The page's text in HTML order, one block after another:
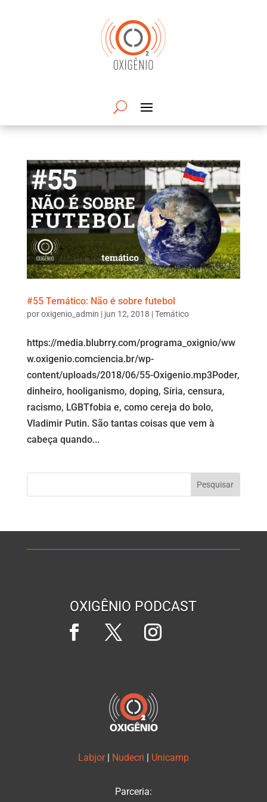
#55 Temático: Não é sobre futebol
poroxigenio_admin | jun 12, 2018 |Temático
https://media.blubrry.com/programa_oxignio/ww
w.oxigenio.comciencia.br/wp-
content/uploads/2018/06/55-Oxigenio.mp3Poder,
dinheiro, hooliganismo, doping, Síria, censura,
racismo, LGBTfobia e, como cereja do bolo,
Vladimir Putin. São tantas coisas que vem à
cabeça quando...
OXIGÊNIO PODCAST
Labjor Nudecri Unicamp
Parceria: